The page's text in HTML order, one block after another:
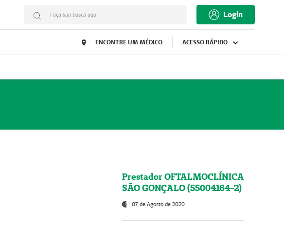
Faça sua busca aqui Login
ENCONTRE UM MÉDICO ACESSO RÁPIDO
Prestador OFTALMOCLÍNICA
SÃO GONÇALO (55004164-2)
07 de Agosto de 2020